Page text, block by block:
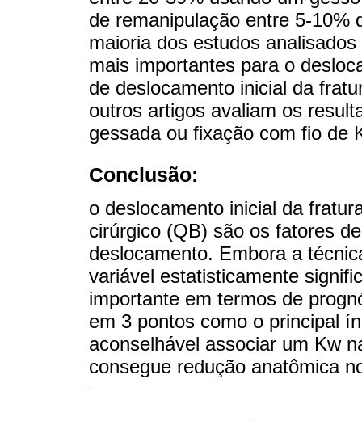
de remanipulação entre 5-10%
maioria dos estudos
mais importantes para o
de deslocamento inicial da
outros artigos avaliam os
gessada ou fixação com fio de
Conclusão:
o deslocamento inicial da
cirúrgico (QB) são os fatores
deslocamento. Embora a
variável estatisticamente
importante em termos de
em 3 pontos como o principal
aconselhável associar um Kw
consegue redução anatômica